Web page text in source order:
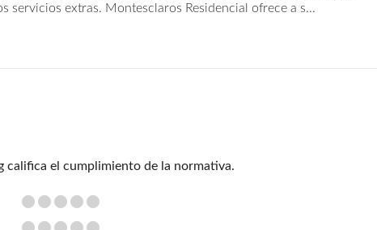
servicios extras. Montesclaros Residencial ofrece a s...
califica el cumplimiento de la normativa.